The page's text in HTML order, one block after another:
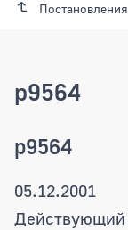
Постановления
p9564
p9564
05.12.2001
Действующий